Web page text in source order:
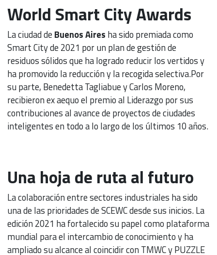
World Smart City Awards
La ciudad deBuenosAires ha sido premiada como
Smart City de 2021 por un plan de gestión de
residuos sólidos que ha logrado reducir los vertidos y
ha promovido la reducción y la recogida selectiva.Por
su parte, Benedetta Tagliabue y Carlos Moreno,
recibieron ex aequo el premio al Liderazgo por sus
contribuciones al avance de proyectos de ciudades
inteligentes en todo a lo largo de los últimos 10 años.
Una hoja de ruta al futuro
La colaboración entre sectores industriales ha sido
una de las prioridades de SCEWC desde sus inicios. La
edición 2021 ha fortalecido su papel como plataforma
mundial para el intercambio de conocimiento y ha
ampliado su alcance al coincidir con TMWC y PUZZLE